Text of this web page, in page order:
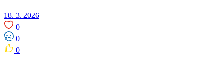
18. 3. 2026
0
0
0